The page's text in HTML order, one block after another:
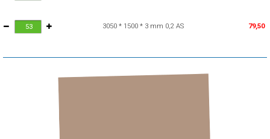
3050 * 1500 * 3 mm 0,2 AS 79,50